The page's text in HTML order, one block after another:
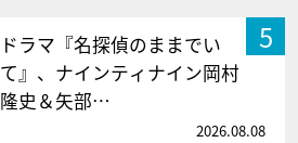
5
ドラマ『名探偵のままでい
て』、ナインティナイン岡村
隆史＆矢部…
2026.08.08